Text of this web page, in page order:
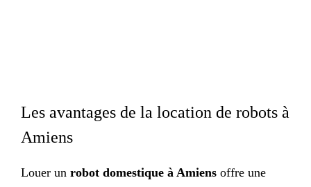
Les avantages de la location de robots à
Amiens
Louer un robot domestique à Amiens offre une